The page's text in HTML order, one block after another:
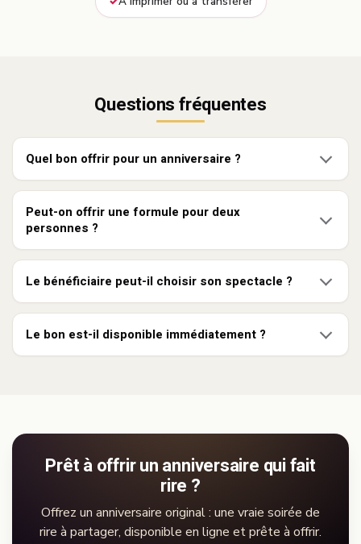
Questions fréquentes
Quel bon offrir pour un anniversaire ?
Peut-on offrir une formule pour deux
personnes ?
Le bénéficiaire peut-il choisir son spectacle ?
Le bon est-il disponible immédiatement ?
Prêt à offrir un anniversaire qui fait
rire ?
Offrez un anniversaire original : une vraie soirée de
rire à partager, disponible en ligne et prête à offrir.